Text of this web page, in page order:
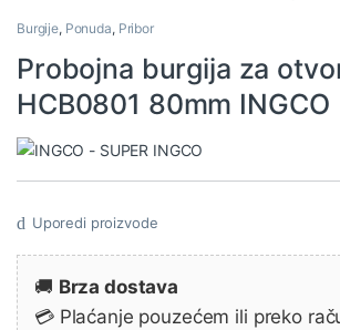
Burgije, Ponuda, Pribor
Probojna burgija za
HCB0801 80mm INGCO
Uporedi proizvode
🚚 Brza dostava
💳 Plaćanje pouzećem ili preko